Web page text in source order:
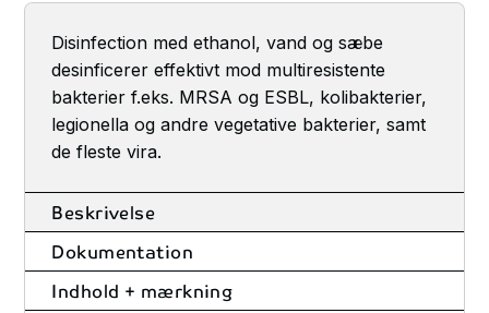
Beskrivelse
Dokumentation
Indhold + mærkning
Disinfection med ethanol, vand og sæbe
desinficerer effektivt mod multiresistente
bakterier f.eks. MRSA og ESBL, kolibakterier,
legionella og andre vegetative bakterier, samt
de fleste vira.